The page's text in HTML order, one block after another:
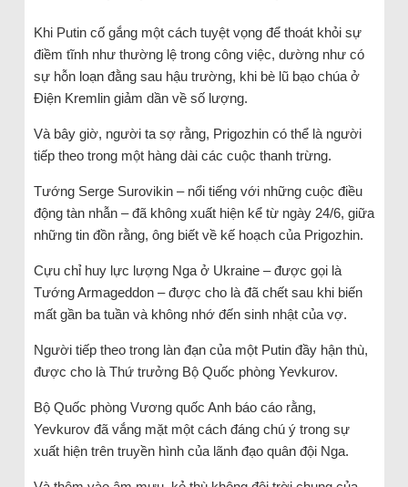
Khi Putin cố gắng một cách tuyệt vọng để thoát khỏi sự
điềm tĩnh như thường lệ trong công việc, dường như có
sự hỗn loạn đằng sau hậu trường, khi bè lũ bạo chúa ở
Điện Kremlin giảm dần về số lượng.
Và bây giờ, người ta sợ rằng, Prigozhin có thể là người
tiếp theo trong một hàng dài các cuộc thanh trừng.
Tướng Serge Surovikin – nổi tiếng với những cuộc điều
động tàn nhẫn – đã không xuất hiện kể từ ngày 24/6, giữa
những tin đồn rằng, ông biết về kế hoạch của Prigozhin.
Cựu chỉ huy lực lượng Nga ở Ukraine – được gọi là
Tướng Armageddon – được cho là đã chết sau khi biến
mất gần ba tuần và không nhớ đến sinh nhật của vợ.
Người tiếp theo trong làn đạn của một Putin đầy hận thù,
được cho là Thứ trưởng Bộ Quốc phòng Yevkurov.
Bộ Quốc phòng Vương quốc Anh báo cáo rằng,
Yevkurov đã vắng mặt một cách đáng chú ý trong sự
xuất hiện trên truyền hình của lãnh đạo quân đội Nga.